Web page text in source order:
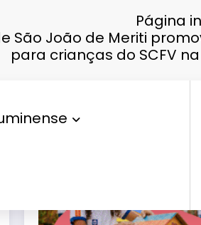
Página
São João de Meriti
para crianças do SCFV